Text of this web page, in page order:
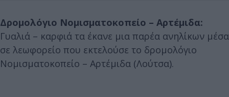
Δρομολόγιο Νομισματοκοπείο – Αρτέμιδα:
Γυαλιά – καρφιά τα έκανε μια παρέα ανηλίκων μέσα
σε λεωφορείο που εκτελούσε το δρομολόγιο
Νομισματοκοπείο – Αρτέμιδα (Λούτσα).